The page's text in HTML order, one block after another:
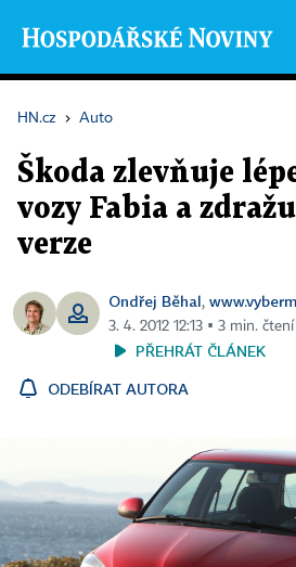
HN.cz › Auto
Škoda zlevňuje
vozy Fabia a
verze
Ondřej Běhal,
3. 4. 2012 12:13 ▪ 3 min. čtení
PŘEHRÁT ČLÁNEK
ODEBÍRAT AUTORA